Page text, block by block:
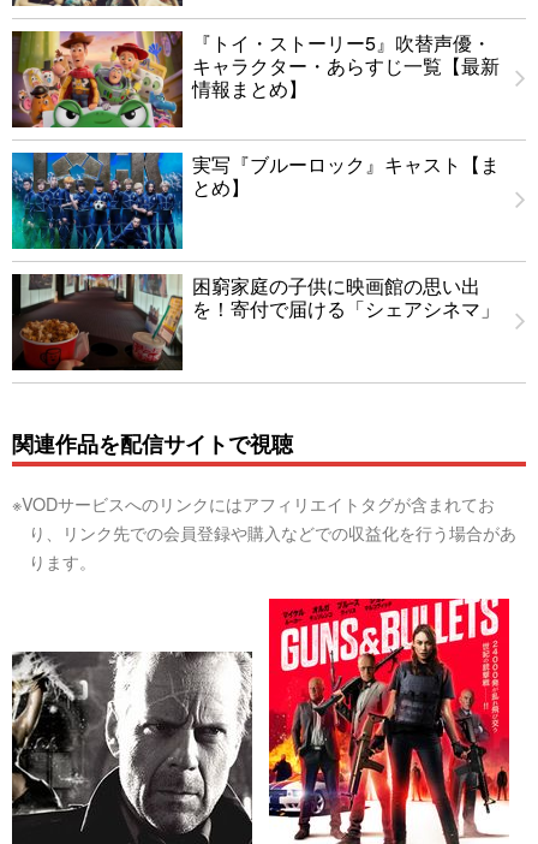
『トイ・ストーリー5』吹替声優・
キャラクター・あらすじ一覧【最新
情報まとめ】
実写『ブルーロック』キャスト【ま
とめ】
困窮家庭の子供に映画館の思い出
を！寄付で届ける「シェアシネマ」
関連作品を配信サイトで視聴
※VODサービスへのリンクにはアフィリエイトタグが含まれてお
り、リンク先での会員登録や購入などでの収益化を行う場合があ
ります。